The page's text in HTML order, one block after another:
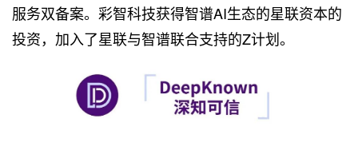
服务双备案。彩智科技获得智谱AI生态的星联资本的
投资，加入了星联与智谱联合支持的Z计划。